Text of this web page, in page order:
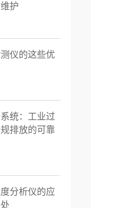
护
仪的这些优
统：工业过
排放的可靠
分析仪的应